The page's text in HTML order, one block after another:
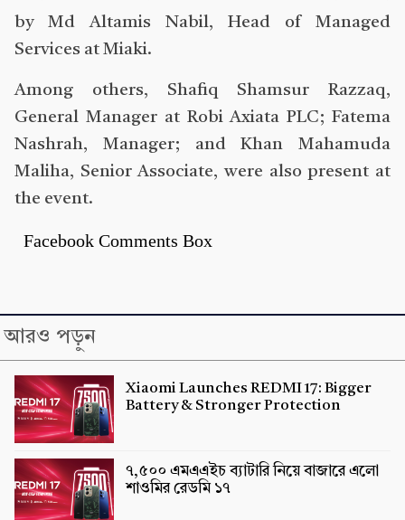
by Md Altamis Nabil, Head of Managed
Services at Miaki.
Among others, Shafiq Shamsur Razzaq,
General Manager at Robi Axiata PLC; Fatema
Nashrah, Manager; and Khan Mahamuda
Maliha, Senior Associate, were also present at
the event.
Facebook Comments Box
আরও পড়ুন
Xiaomi Launches REDMI 17: Bigger
Battery & Stronger Protection
৭,৫০০ এমএএইচ ব্যাটারি নিয়ে বাজারে এলো
শাওমির রেডমি ১৭